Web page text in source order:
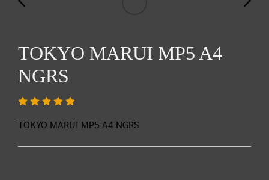
TOKYO MARUI MP5 A4
NGRS
TOKYO MARUI MP5 A4 NGRS